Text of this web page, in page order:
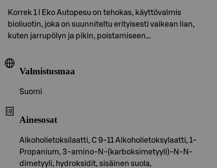
Korrek 1 l Eko Autopesu on tehokas, käyttövalmis
bioliuotin, joka on suunniteltu erityisesti vaikean lian,
kuten jarrupölyn ja pikin, poistamiseen…
Valmistusmaa
Suomi
Ainesosat
Alkoholietoksilaatti, C 9-11 Alkoholietoksylaatti, 1-
Propanium, 3-amino-N-(karboksimetyyli)-N-N-
dimetyyli, hydroksidit, sisäinen suola,